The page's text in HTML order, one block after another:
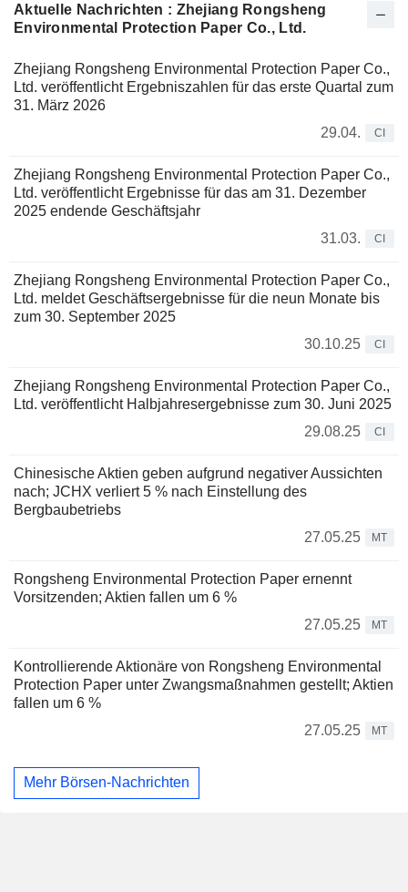
Aktuelle Nachrichten : Zhejiang Rongsheng
Environmental Protection Paper Co., Ltd.
Zhejiang Rongsheng Environmental Protection Paper Co.,
Ltd. veröffentlicht Ergebniszahlen für das erste Quartal zum
31. März 2026
29.04.
CI
Zhejiang Rongsheng Environmental Protection Paper Co.,
Ltd. veröffentlicht Ergebnisse für das am 31. Dezember
2025 endende Geschäftsjahr
31.03.
CI
Zhejiang Rongsheng Environmental Protection Paper Co.,
Ltd. meldet Geschäftsergebnisse für die neun Monate bis
zum 30. September 2025
30.10.25
CI
Zhejiang Rongsheng Environmental Protection Paper Co.,
Ltd. veröffentlicht Halbjahresergebnisse zum 30. Juni 2025
29.08.25
CI
Chinesische Aktien geben aufgrund negativer Aussichten
nach; JCHX verliert 5 % nach Einstellung des
Bergbaubetriebs
27.05.25
MT
Rongsheng Environmental Protection Paper ernennt
Vorsitzenden; Aktien fallen um 6 %
27.05.25
MT
Kontrollierende Aktionäre von Rongsheng Environmental
Protection Paper unter Zwangsmaßnahmen gestellt; Aktien
fallen um 6 %
27.05.25
MT
Mehr Börsen-Nachrichten